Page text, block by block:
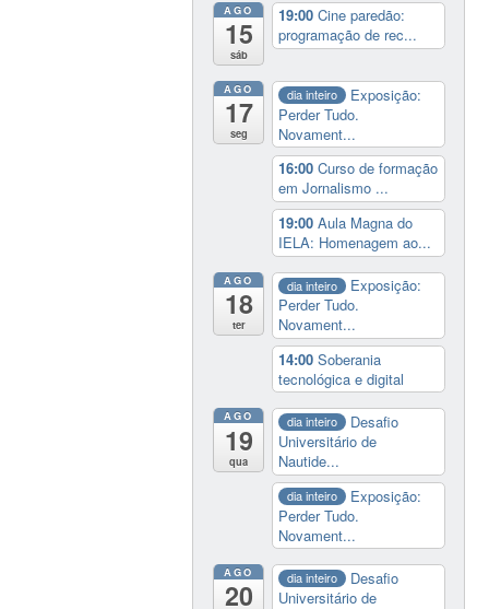
AGO
15
sáb
19:00Cine paredão:
programação de rec...
AGO
17
seg
dia inteiro
Exposição:
Perder Tudo.
Novament...
16:00Curso de formação
em Jornalismo ...
19:00Aula Magna do
IELA: Homenagem ao...
AGO
18
ter
dia inteiro
Exposição:
Perder Tudo.
Novament...
14:00Soberania
tecnológica e digital
AGO
19
qua
dia inteiro
Desafio
Universitário de
Nautide...
dia inteiro
Exposição:
Perder Tudo.
Novament...
AGO
20
dia inteiro
Desafio
Universitário de